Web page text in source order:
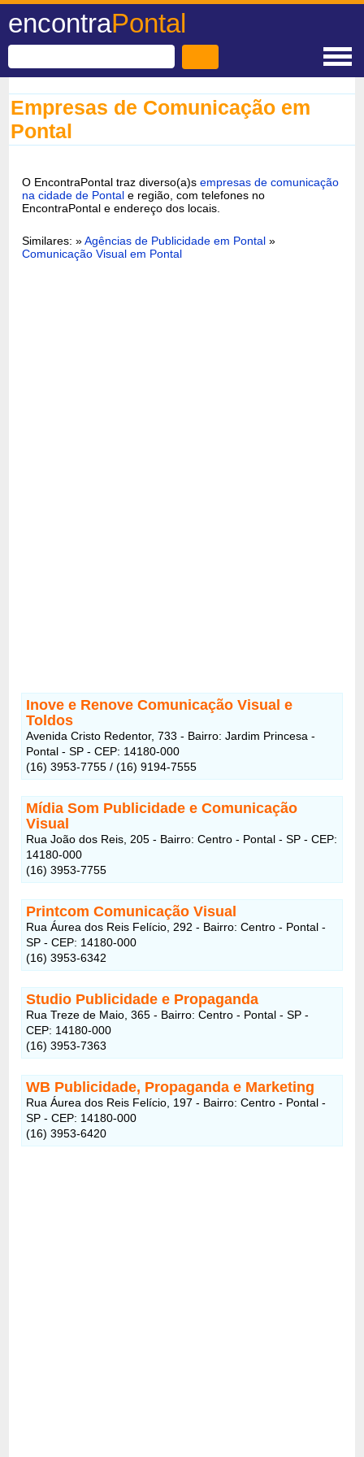
encontraPontal
Empresas de Comunicação em
Pontal
O EncontraPontal traz diverso(a)sempresas de comunicação
na cidade de Pontal e região, com telefones no
EncontraPontal e endereço dos locais.
Similares: »Agências de Publicidade em Pontal »
Comunicação Visual em Pontal
Inove e Renove Comunicação Visual e
Toldos
Avenida Cristo Redentor, 733 - Bairro: Jardim Princesa -
Pontal - SP - CEP: 14180-000
(16) 3953-7755 / (16) 9194-7555
Mídia Som Publicidade e Comunicação
Visual
Rua João dos Reis, 205 - Bairro: Centro - Pontal - SP - CEP:
14180-000
(16) 3953-7755
Printcom Comunicação Visual
Rua Áurea dos Reis Felício, 292 - Bairro: Centro - Pontal -
SP - CEP: 14180-000
(16) 3953-6342
Studio Publicidade e Propaganda
Rua Treze de Maio, 365 - Bairro: Centro - Pontal - SP -
CEP: 14180-000
(16) 3953-7363
WB Publicidade, Propaganda e Marketing
Rua Áurea dos Reis Felício, 197 - Bairro: Centro - Pontal -
SP - CEP: 14180-000
(16) 3953-6420